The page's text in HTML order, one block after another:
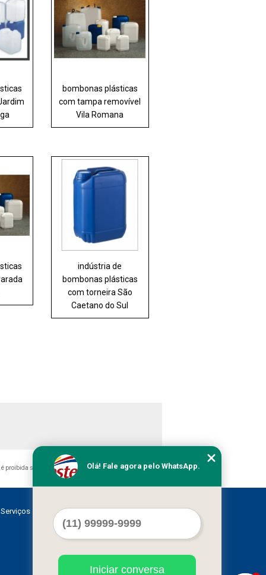
bombonas plásticas
com tampa removível
Vila Romana
indústria de
bombonas plásticas
com torneira São
Caetano do Sul
proibida sem a autorização do autor. Crime de violação de
Serviços Contato Mapa do site
Olá! Fale agora pelo WhatsApp.
Iniciar conversa